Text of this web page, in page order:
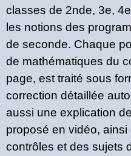
classes de 2nde, 3e,
les notions des
de seconde. Chaque
de mathématiques du
page, est traité sous
correction détaillée
aussi une explication
proposé en vidéo,
contrôles et des sujets